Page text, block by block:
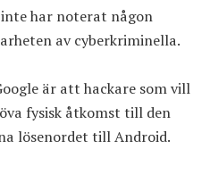
har noterat någon
av cyberkriminella.
är att hackare som vill
fysisk åtkomst till den
lösenordet till Android.